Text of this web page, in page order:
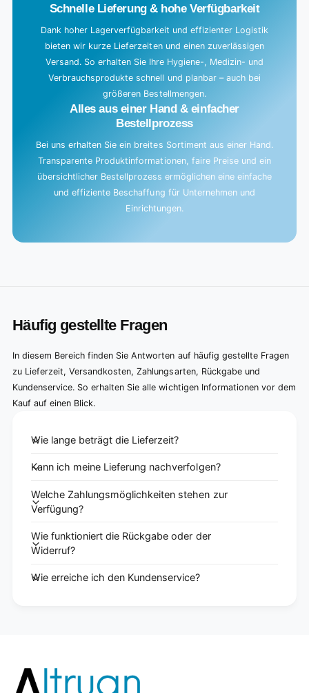
Schnelle Lieferung & hohe Verfügbarkeit
Dank hoher Lagerverfügbarkeit und effizienter Logistik
bieten wir kurze Lieferzeiten und einen zuverlässigen
Versand. So erhalten Sie Ihre Hygiene-, Medizin- und
Verbrauchsprodukte schnell und planbar – auch bei
größeren Bestellmengen.
Alles aus einer Hand & einfacher
Bestellprozess
Bei uns erhalten Sie ein breites Sortiment aus einer Hand.
Transparente Produktinformationen, faire Preise und ein
übersichtlicher Bestellprozess ermöglichen eine einfache
und effiziente Beschaffung für Unternehmen und
Einrichtungen.
Häufig gestellte Fragen
In diesem Bereich finden Sie Antworten auf häufig gestellte Fragen
zu Lieferzeit, Versandkosten, Zahlungsarten, Rückgabe und
Kundenservice. So erhalten Sie alle wichtigen Informationen vor dem
Kauf auf einen Blick.
Wie lange beträgt die Lieferzeit?
Kann ich meine Lieferung nachverfolgen?
Welche Zahlungsmöglichkeiten stehen zur
Verfügung?
Wie funktioniert die Rückgabe oder der
Widerruf?
Wie erreiche ich den Kundenservice?